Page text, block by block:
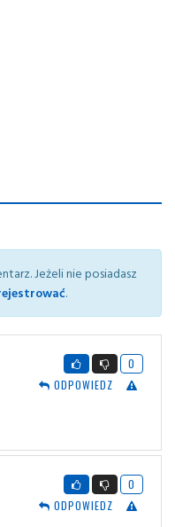
Jeżeli nie posiadasz
.
0
ODPOWIEDZ
0
ODPOWIEDZ